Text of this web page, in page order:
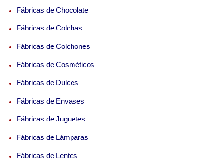
Fábricas de Chocolate
Fábricas de Colchas
Fábricas de Colchones
Fábricas de Cosméticos
Fábricas de Dulces
Fábricas de Envases
Fábricas de Juguetes
Fábricas de Lámparas
Fábricas de Lentes